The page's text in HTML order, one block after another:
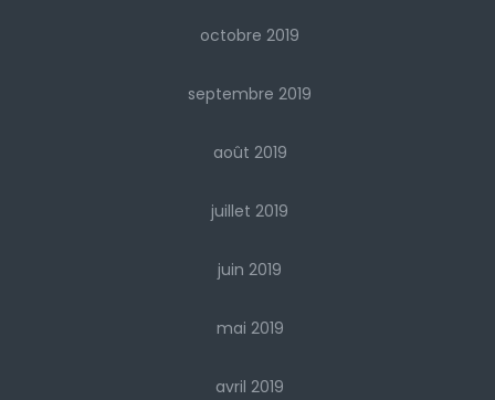
octobre 2019
septembre 2019
août 2019
juillet 2019
juin 2019
mai 2019
avril 2019